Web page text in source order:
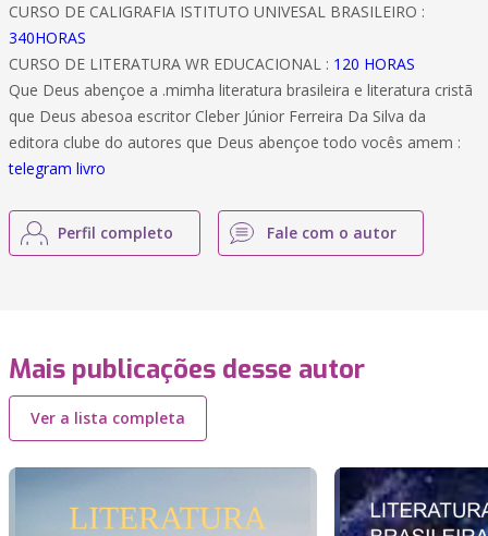
CURSO DE CALIGRAFIA ISTITUTO UNIVESAL BRASILEIRO :
340HORAS
CURSO DE LITERATURA WR EDUCACIONAL : 120 HORAS
Que Deus abençoe a .mimha literatura brasileira e literatura cristã
que Deus abesoa escritor Cleber Júnior Ferreira Da Silva da
editora clube do autores que Deus abençoe todo vocês amem :
telegram livro
Perfil completo Fale com o autor
Mais publicações desse autor
Ver a lista completa